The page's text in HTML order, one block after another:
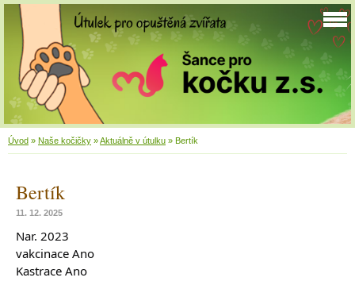
Úvod » Naše kočičky »Aktuálně v útulku » Bertík
Bertík
11. 12. 2025
Nar. 2023
vakcinace Ano
Kastrace Ano